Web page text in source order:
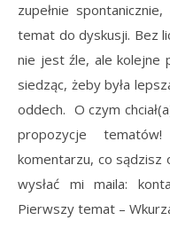
zupełnie
temat do dyskusji. Bez
nie jest źle, ale kolejne
siedząc, żeby była
oddech. O czym
propozycje
komentarzu, co sądzisz
wysłać mi maila:
Pierwszy temat –